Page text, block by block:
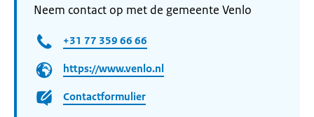
Neem contact op met de gemeente Venlo
+31 77 359 66 66
https://www.venlo.nl
Contactformulier